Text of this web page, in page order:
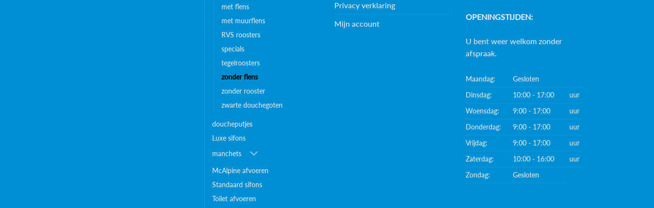
met flens
met muurflens
RVS roosters
specials
tegelroosters
zonder flens
zonder rooster
zwarte douchegoten
doucheputjes
Luxe sifons
manchets
McAlpine afvoeren
Standaard sifons
Toilet afvoeren
Privacy verklaring
Mijn account
OPENINGSTIJDEN:
U bent weer welkom zonder
afspraak.
Maandag:
Gesloten
Dinsdag:
10:00 - 17:00
uur
Woensdag:
9:00 - 17:00
uur
Donderdag:
9:00 - 17:00
uur
Vrijdag:
9:00 - 17:00
uur
Zaterdag:
10:00 - 16:00
uur
Zondag:
Gesloten